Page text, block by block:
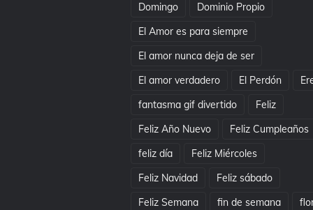
Domingo
Dominio Propio
El Amor es para siempre
El amor nunca deja de ser
El amor verdadero
El Perdón
fantasma gif divertido
Feliz
Feliz Año Nuevo
Feliz Cumpleaños
feliz día
Feliz Miércoles
Feliz Navidad
Feliz sábado
Feliz Semana
fin de semana